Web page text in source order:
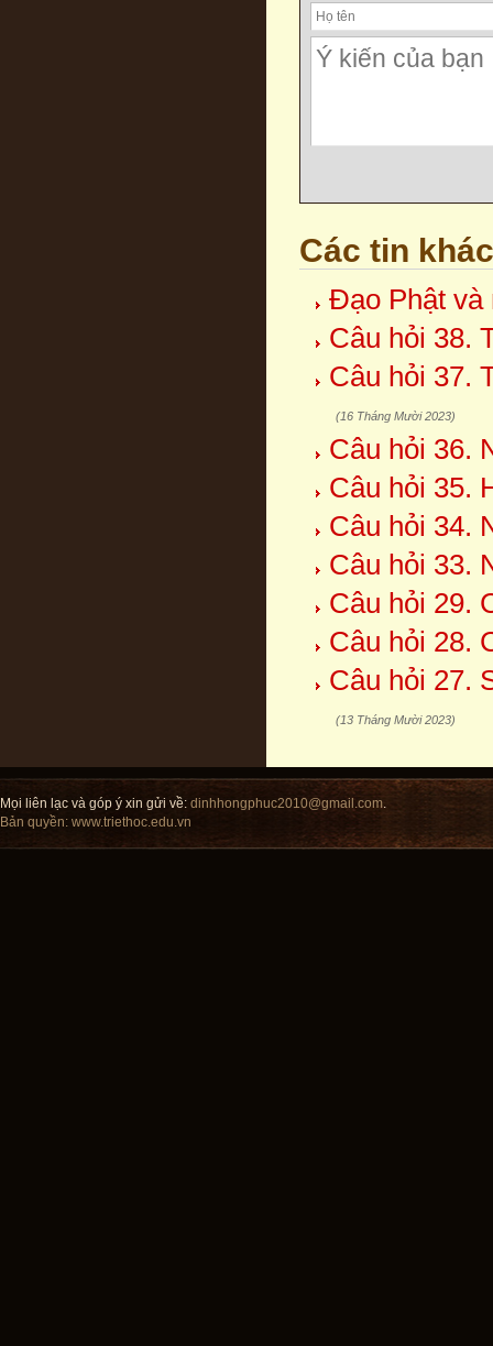
Các tin khác
Đạo Phật và
Câu hỏi 38.
Câu hỏi 37.
(16 Tháng Mười 2023)
Câu hỏi 36.
Câu hỏi 35.
Câu hỏi 34.
Câu hỏi 33.
Câu hỏi 29.
Câu hỏi 28.
Câu hỏi 27.
(13 Tháng Mười 2023)
Mọi liên lạc và góp ý xin gửi về: dinhhongphuc2010@gmail.com.
Bản quyền: www.triethoc.edu.vn